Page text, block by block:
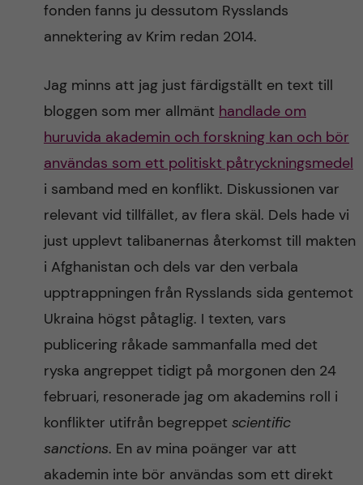
fonden fanns ju dessutom Rysslands
annektering av Krim redan 2014.
Jag minns att jag just färdigställt en text till
bloggen som mer allmänt handlade om
huruvida akademin och forskning kan och bör
användas som ett politiskt påtryckningsmedel
i samband med en konflikt. Diskussionen var
relevant vid tillfället, av flera skäl. Dels hade vi
just upplevt talibanernas återkomst till makten
i Afghanistan och dels var den verbala
upptrappningen från Rysslands sida gentemot
Ukraina högst påtaglig. I texten, vars
publicering råkade sammanfalla med det
ryska angreppet tidigt på morgonen den 24
februari, resonerade jag om akademins roll i
konflikter utifrån begreppet scientific
sanctions. En av mina poänger var att
akademin inte bör användas som ett direkt